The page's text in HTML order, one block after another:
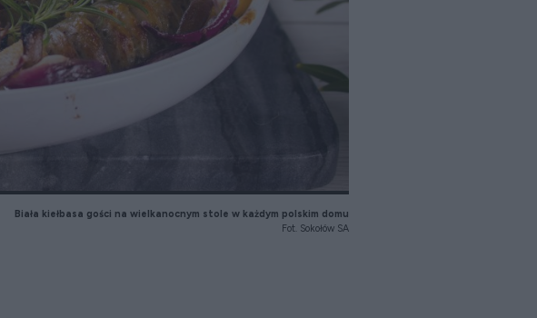
Biała kiełbasa gości na wielkanocnym stole w każdym polskim domu
Fot. Sokołów SA